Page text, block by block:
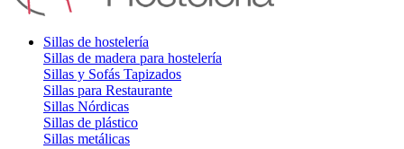
Sillas de hostelería
Sillas de madera para hostelería
Sillas y Sofás Tapizados
Sillas para Restaurante
Sillas Nórdicas
Sillas de plástico
Sillas metálicas